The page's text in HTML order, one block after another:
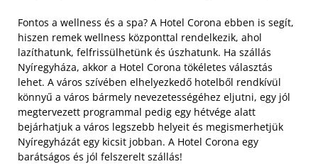
Fontos a wellness és a spa? A Hotel Corona ebben is segít,
hiszen remek wellness központtal rendelkezik, ahol
lazíthatunk, felfrissülhetünk és úszhatunk. Ha szállás
Nyíregyháza, akkor a Hotel Corona tökéletes választás
lehet. A város szívében elhelyezkedő hotelből rendkívül
könnyű a város bármely nevezetességéhez eljutni, egy jól
megtervezett programmal pedig egy hétvége alatt
bejárhatjuk a város legszebb helyeit és megismerhetjük
Nyíregyházát egy kicsit jobban. A Hotel Corona egy
barátságos és jól felszerelt szállás!